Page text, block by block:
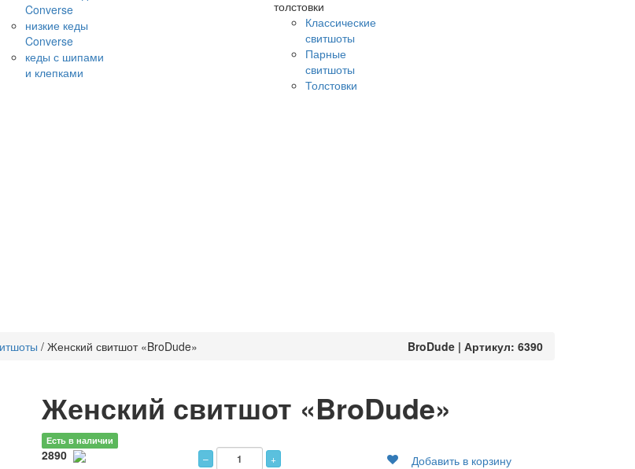
Converse
низкие кеды
Converse
кеды с шипами
и клепками
Классические
свитшоты
Парные
свитшоты
Толстовки
/ Женский свитшот «BroDude» BroDude | Артикул: 6390
Женский свитшот «BroDude»
Есть в наличии
2890
Добавить в корзину